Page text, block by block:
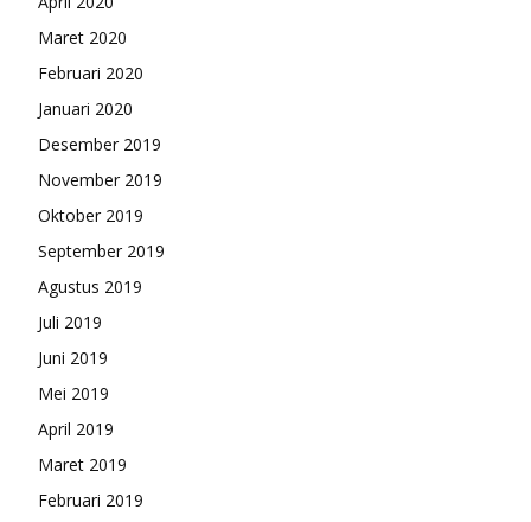
Maret 2020
Februari 2020
Januari 2020
Desember 2019
November 2019
Oktober 2019
September 2019
Agustus 2019
Juli 2019
Juni 2019
Mei 2019
April 2019
Maret 2019
Februari 2019